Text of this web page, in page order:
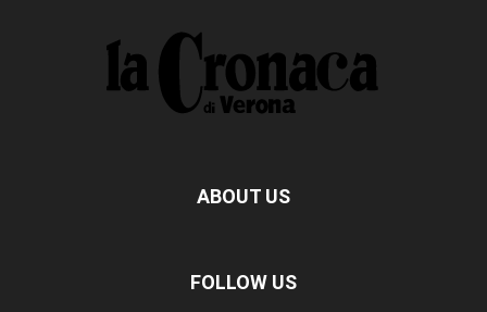
ABOUT US
FOLLOW US